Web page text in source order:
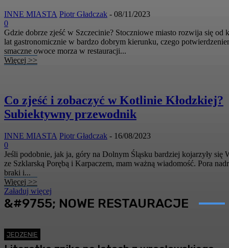
INNE MIASTA Piotr Gładczak - 08/11/2023
0
Gdzie dobrze zjeść w Szczecinie? Stoczniowe miasto rozwija się od
lat gastronomicznie w bardzo dobrym kierunku, czego
smaczne owoce morza w restauracji...
Więcej >>
Co zjeść i zobaczyć w Kotlinie Kłodzkiej?
Subiektywny przewodnik
INNE MIASTA Piotr Gładczak - 16/08/2023
0
Jeśli podobnie, jak ja, góry na Dolnym Śląsku bardziej kojarzyły się
ze Szklarską Porębą i Karpaczem, mam ważną wiadomość. Pora
braki i...
Więcej >>
Załaduj więcej
&#9755; NOWE RESTAURACJE
JEDZENIE